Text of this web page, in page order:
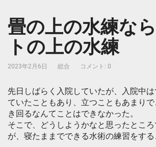
畳の上の水練な
トの上の水練
2023年2月6日 総合 コメント: 0
先日しばらく入院していたが、入院中
ていたこともあり、立つこともあまり
き回るなんてことはできなかった。
そこで、どうしようかなと思ったとこ
が、寝たままでできる水術の練習をする